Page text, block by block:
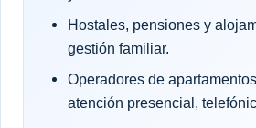
Hostales, pensiones y
gestión familiar.
Operadores de
atención presencial,